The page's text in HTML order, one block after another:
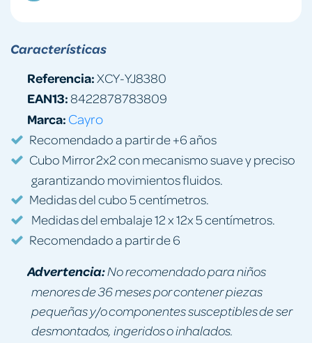
Características
Referencia:XCY-YJ8380
EAN13:8422878783809
Marca: Cayro
Recomendado a partir de +6 años
Cubo Mirror 2x2 con mecanismo suave y preciso
garantizando movimientos fluidos.
Medidas del cubo 5 centímetros.
Medidas del embalaje 12 x 12x 5 centímetros.
Recomendado a partir de 6
Advertencia:No recomendado para niños
menores de 36 meses por contener piezas
pequeñas y/o componentes susceptibles de ser
desmontados, ingeridos o inhalados.